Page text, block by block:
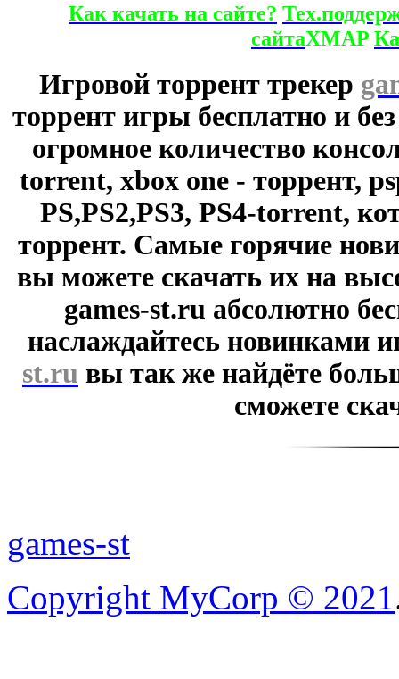
Как качать на сайте?
сайтаXMAP
Игровой торрент трекер
торрент игры бесплатно и
огромное количество
torrent, xbox one - торрент,
PS,PS2,PS3, PS4-torrent,
торрент. Самые горячие
вы можете скачать их на
games-st.ru абсолютно
наслаждайтесь новинками
st.ru вы так же найдёте
сможете
games-st
Copyright MyCorp © 2021